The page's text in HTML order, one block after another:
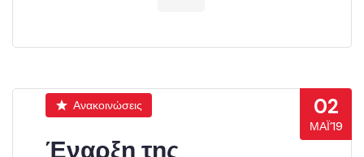
02
ΜΆΙ’19
Ανακοινώσεις
Έναρξη της